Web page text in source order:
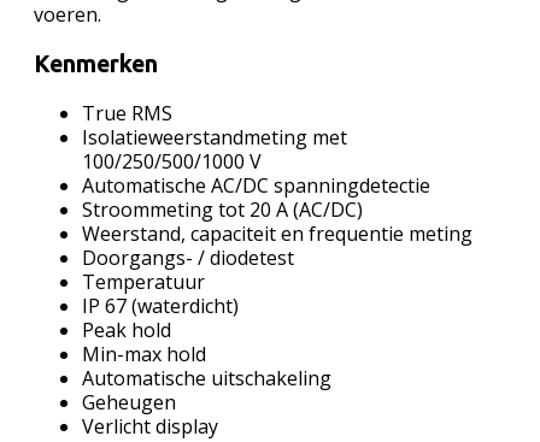
voeren.
Kenmerken
True RMS
Isolatieweerstandmeting met
100/250/500/1000 V
Automatische AC/DC spanningdetectie
Stroommeting tot 20 A (AC/DC)
Weerstand, capaciteit en frequentie meting
Doorgangs- / diodetest
Temperatuur
IP 67 (waterdicht)
Peak hold
Min-max hold
Automatische uitschakeling
Geheugen
Verlicht display